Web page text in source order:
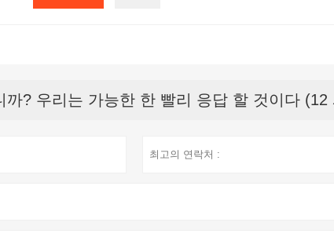
까? 우리는 가능한 한 빨리 응답 할 것이다 (12